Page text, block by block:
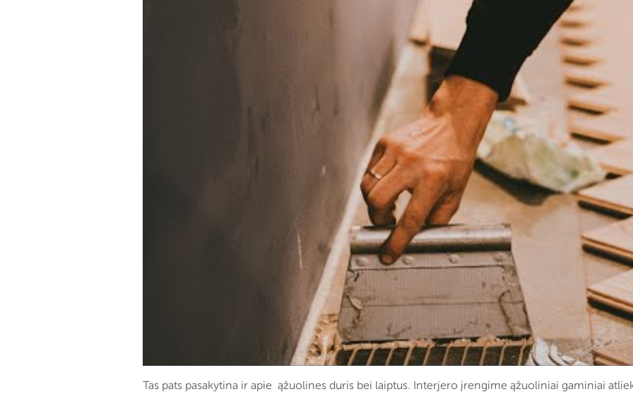
Tas pats pasakytina ir apie ąžuolines duris bei laiptus. Interjero įrengime ąžuoliniai gaminiai